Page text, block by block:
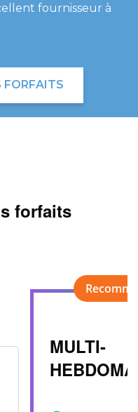
fournisseur à
FORFAITS
forfaits
MULTI-